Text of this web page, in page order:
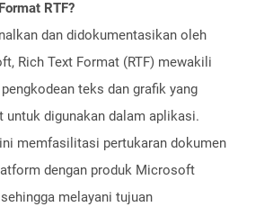
RTF?
dan didokumentasikan oleh
Rich Text Format (RTF) mewakili
teks dan grafik yang
untuk digunakan dalam aplikasi.
memfasilitasi pertukaran dokumen
dengan produk Microsoft
sehingga melayani tujuan